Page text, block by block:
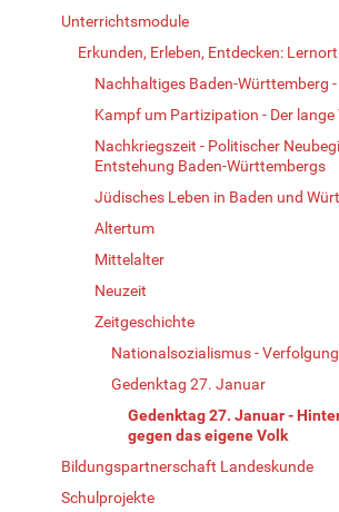
Unterrichtsmodule
Erkunden, Erleben, Entdecken:
Nachhaltiges Baden-Württemberg
Kampf um Partizipation - Der lange
Nachkriegszeit - Politischer
Entstehung Baden-Württembergs
Jüdisches Leben in Baden und
Altertum
Mittelalter
Neuzeit
Zeitgeschichte
Nationalsozialismus -
Gedenktag 27. Januar
Gedenktag 27. Januar -
gegen das eigene Volk
Bildungspartnerschaft Landeskunde
Schulprojekte